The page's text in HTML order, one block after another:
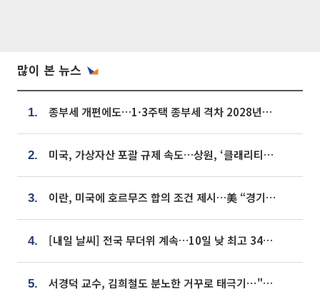
많이 본 뉴스
1. 종부세 개편에도…1·3주택 종부세 격차 2028년부터 확대
2. 미국, 가상자산 포괄 규제 속도…상원, ‘클래리티법’ 9월 절차투표 추진
3. 이란, 미국에 호르무즈 합의 조건 제시…美 “경기 아직 안 끝나” [종합]
4. [내일 날씨] 전국 무더위 계속…10일 낮 최고 34도 육박
5. 서경덕 교수, 김희철도 분노한 거꾸로 태극기⋯"엉터리는 아냐, 아쉬울 뿐"